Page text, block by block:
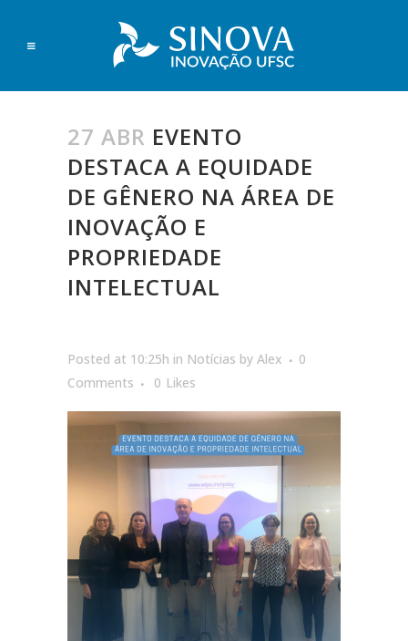
27 ABR EVENTO
DESTACA A EQUIDADE
DE GÊNERO NA ÁREA DE
INOVAÇÃO E
PROPRIEDADE
INTELECTUAL
Posted at 10:25h in Notícias by Alex
0
Comments
0 Likes